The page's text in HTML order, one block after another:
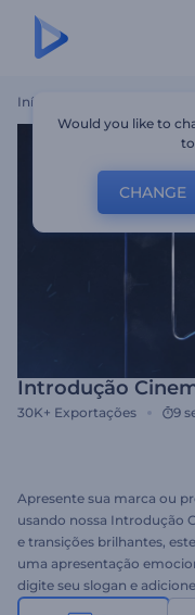
Início
Introdução
30K+ Exportações 9
Apresente sua marca ou
usando nossa Introdução
e transições brilhantes,
uma apresentação
digite seu slogan e
uma abertura memorável.
Would you like to
CHANGE